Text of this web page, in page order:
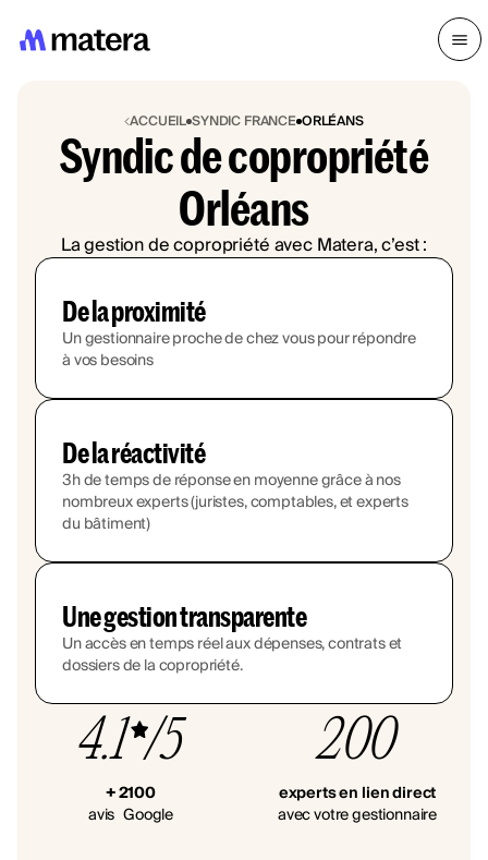
ACCUEIL SYNDIC FRANCE ORLÉANS
Syndic de copropriété
Orléans
La gestion de copropriété avec Matera, c’est :
De la proximité
Un gestionnaire proche de chez vous pour répondre
à vos besoins
De la réactivité
3h de temps de réponse en moyenne grâce à nos
nombreux experts (juristes, comptables, et experts
du bâtiment)
Une gestion transparente
Un accès en temps réel aux dépenses, contrats et
dossiers de la copropriété.
4.1 /5
+ 2100
avis Google
200
experts en lien direct
avec votre gestionnaire